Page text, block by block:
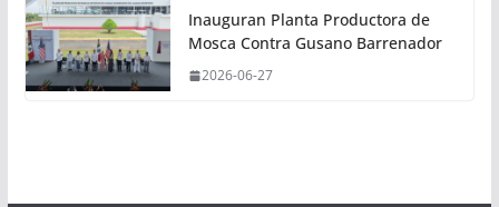
Inauguran Planta Productora de
Mosca Contra Gusano Barrenador
2026-06-27